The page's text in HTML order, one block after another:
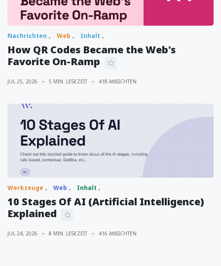
Nachrichten Web Inhalt
How QR Codes Became the Web's
Favorite On-Ramp
JUL 25, 2026 5 MIN. LESEZEIT 418 ANSICHTEN
Werkzeuge Web Inhalt
10 Stages Of AI (Artificial Intelligence)
Explained
JUL 24, 2026 8 MIN. LESEZEIT 416 ANSICHTEN